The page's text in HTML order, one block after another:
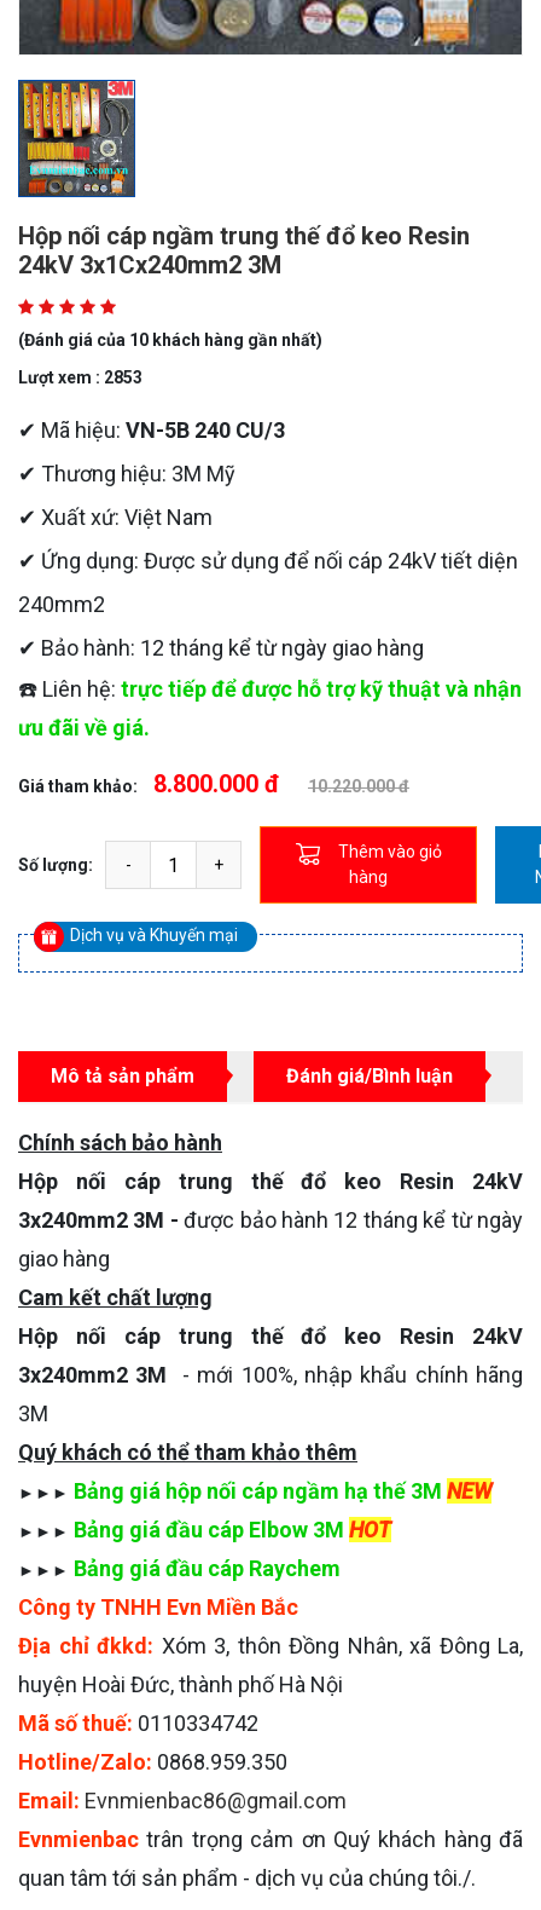
Hộp nối cáp ngầm trung thế đổ keo Resin
24kV 3x1Cx240mm2 3M
(Đánh giá của 10 khách hàng gần nhất)
Lượt xem : 2853
✔ Mã hiệu: VN-5B 240 CU/3
✔ Thương hiệu: 3M Mỹ
✔ Xuất xứ: Việt Nam
✔ Ứng dụng: Được sử dụng để nối cáp 24kV tiết diện
240mm2
✔ Bảo hành: 12 tháng kể từ ngày giao hàng
☎️ Liên hệ: trực tiếp để được hỗ trợ kỹ thuật và nhận
ưu đãi về giá.
Giá tham khảo: 8.800.000 đ 10.220.000 đ
Số lượng:
Thêm vào giỏ
hàng
Dịch vụ và Khuyến mại
Mô tả sản phẩm Đánh giá/Bình luận
Chính sách bảo hành
Hộp nối cáp trung thế đổ keo Resin 24kV
3x240mm2 3M - được bảo hành 12 tháng kể từ ngày
giao hàng
Cam kết chất lượng
Hộp nối cáp trung thế đổ keo Resin 24kV
3x240mm2 3M
- mới 100%, nhập khẩu chính hãng
3M
Quý khách có thể tham khảo thêm
►►► Bảng giá hộp nối cáp ngầm hạ thế 3M NEW
►►► Bảng giá đầu cáp Elbow 3M HOT
►►► Bảng giá đầu cáp Raychem
Công ty TNHH Evn Miền Bắc
Địa chỉ đkkd: Xóm 3, thôn Đồng Nhân, xã Đông La,
huyện Hoài Đức, thành phố Hà Nội
Mã số thuế: 0110334742
Hotline/Zalo: 0868.959.350
Email: Evnmienbac86@gmail.com
Evnmienbac trân trọng cảm ơn Quý khách hàng đã
quan tâm tới sản phẩm - dịch vụ của chúng tôi./.